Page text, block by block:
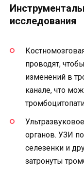
исследования
проводят,
изменений в
канале, что
органов. УЗИ
селезенки и
затронуты